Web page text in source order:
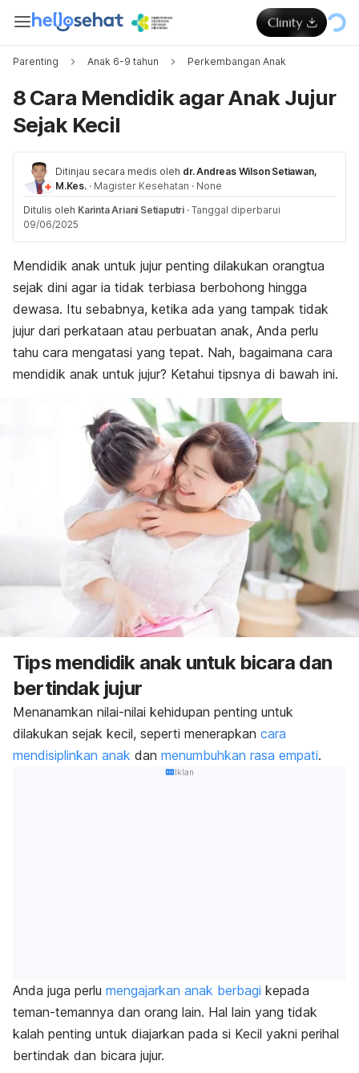
Parenting Anak 6-9 tahun Perkembangan Anak
8 Cara Mendidik agar Anak Jujur
Sejak Kecil
Ditinjau secara medis oleh dr. Andreas Wilson Setiawan,
M.Kes. · Magister Kesehatan · None
Ditulis oleh Karinta Ariani Setiaputri · Tanggal diperbarui
09/06/2025
Mendidik anak untuk jujur penting dilakukan orangtua
sejak dini agar ia tidak terbiasa berbohong hingga
dewasa. Itu sebabnya, ketika ada yang tampak tidak
jujur dari perkataan atau perbuatan anak, Anda perlu
tahu cara mengatasi yang tepat. Nah, bagaimana cara
mendidik anak untuk jujur? Ketahui tipsnya di bawah ini.
Tips mendidik anak untuk bicara dan
bertindak jujur
Menanamkan nilai-nilai kehidupan penting untuk
dilakukan sejak kecil, seperti menerapkan cara
mendisiplinkan anak dan menumbuhkan rasa empati.
Iklan
Anda juga perlu mengajarkan anak berbagi kepada
teman-temannya dan orang lain. Hal lain yang tidak
kalah penting untuk diajarkan pada si Kecil yakni perihal
bertindak dan bicara jujur.